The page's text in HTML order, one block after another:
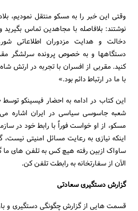
وقتی این خبر را به مسکو منتقل نمودیم،
نوشتند: بلافاصله با مجاهدین تماس بگیرید
دخالت و هدایت مزدوران اطلاعاتی
دستگاهها و به خصوص پرونده سرلشگر
با ما در ارتباط دائم بود.»
این کتاب در ادامه به احضار فیسینکو
شعبه جاسوسی سیاسی در ایران اشاره می
مسکو، از او خواست فوراً با رابط خود در
اینکه نیازی به رعایت مسائل امنیتی
ساواک ازبین رفته هیچ کس به تلفن های
الآن از سفارتخانه به رابطت تلفن کن.
گزارش دستگیری سعادتی
قسمت هایی از گزارش چگونگی دستگیری و